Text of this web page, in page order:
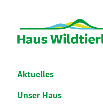
Aktuelles
Unser Haus